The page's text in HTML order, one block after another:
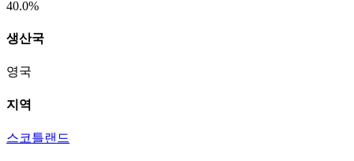
40.0%
생산국
영국
지역
스코틀랜드